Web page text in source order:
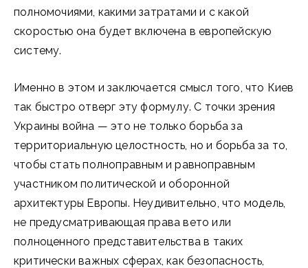
полномочиями, какими затратами и с какой
скоростью она будет включена в европейскую
систему.
Именно в этом и заключается смысл того, что Киев
так быстро отверг эту формулу. С точки зрения
Украины война — это не только борьба за
территориальную целостность, но и борьба за то,
чтобы стать полноправным и равноправным
участником политической и оборонной
архитектуры Европы. Неудивительно, что модель,
не предусматривающая права вето или
полноценного представительства в таких
критически важных сферах, как безопасность,